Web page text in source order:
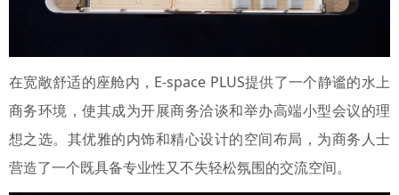
在宽敞舒适的座舱内，E-space PLUS提供了一个静谧的水上
商务环境，使其成为开展商务洽谈和举办高端小型会议的理
想之选。其优雅的内饰和精心设计的空间布局，为商务人士
营造了一个既具备专业性又不失轻松氛围的交流空间。